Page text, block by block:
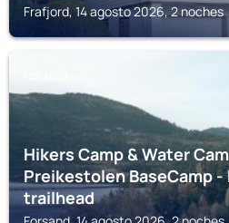
Frafjord, 14 agosto 2026, 2 noches
Hikers Camp & Water
Preikestolen BaseCamp
trailhead